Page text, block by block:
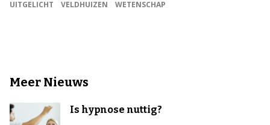
UITGELICHT
VELDHUIZEN WETENSCHAP
Meer Nieuws
Is hypnose nuttig?